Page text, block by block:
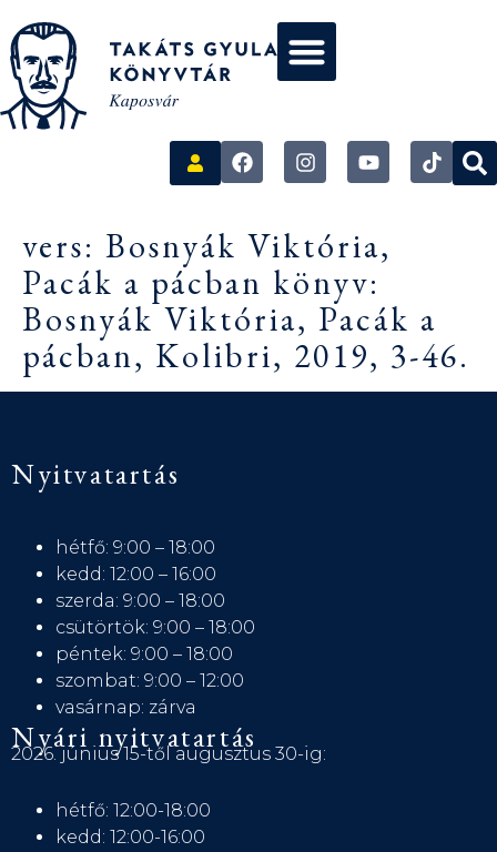
vers: Bosnyák Viktória,
Pacák a pácban könyv:
Bosnyák Viktória, Pacák a
pácban, Kolibri, 2019, 3-46.
Nyitvatartás
hétfő: 9:00 – 18:00
kedd: 12:00 – 16:00
szerda: 9:00 – 18:00
csütörtök: 9:00 – 18:00
péntek: 9:00 – 18:00
szombat: 9:00 – 12:00
vasárnap: zárva
Nyári nyitvatartás
2026. június 15-től augusztus 30-ig:
hétfő: 12:00-18:00
kedd: 12:00-16:00